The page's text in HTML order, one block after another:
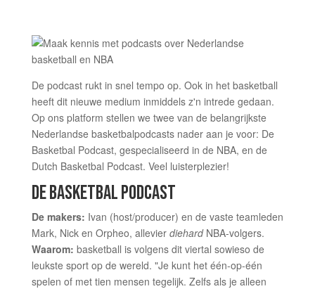
De podcast rukt in snel tempo op. Ook in het basketball
heeft dit nieuwe medium inmiddels z'n intrede gedaan.
Op ons platform stellen we twee van de belangrijkste
Nederlandse basketbalpodcasts nader aan je voor: De
Basketbal Podcast, gespecialiseerd in de NBA, en de
Dutch Basketbal Podcast. Veel luisterplezier!
DE BASKETBAL PODCAST
De makers: Ivan (host/producer) en de vaste teamleden
Mark, Nick en Orpheo, allevier diehardNBA-volgers.
Waarom: basketball is volgens dit viertal sowieso de
leukste sport op de wereld. "Je kunt het één-op-één
spelen of met tien mensen tegelijk. Zelfs als je alleen